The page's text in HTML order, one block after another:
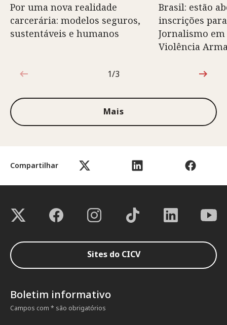
Compartilhar
Por uma nova realidade
carcerária: modelos seguros,
sustentáveis e humanos
Brasil: estão
inscrições
Jornalismo
Violência
1 de 3
1/3
Mais
Sites do CICV
Boletim informativo
Campos com * são obrigatórios